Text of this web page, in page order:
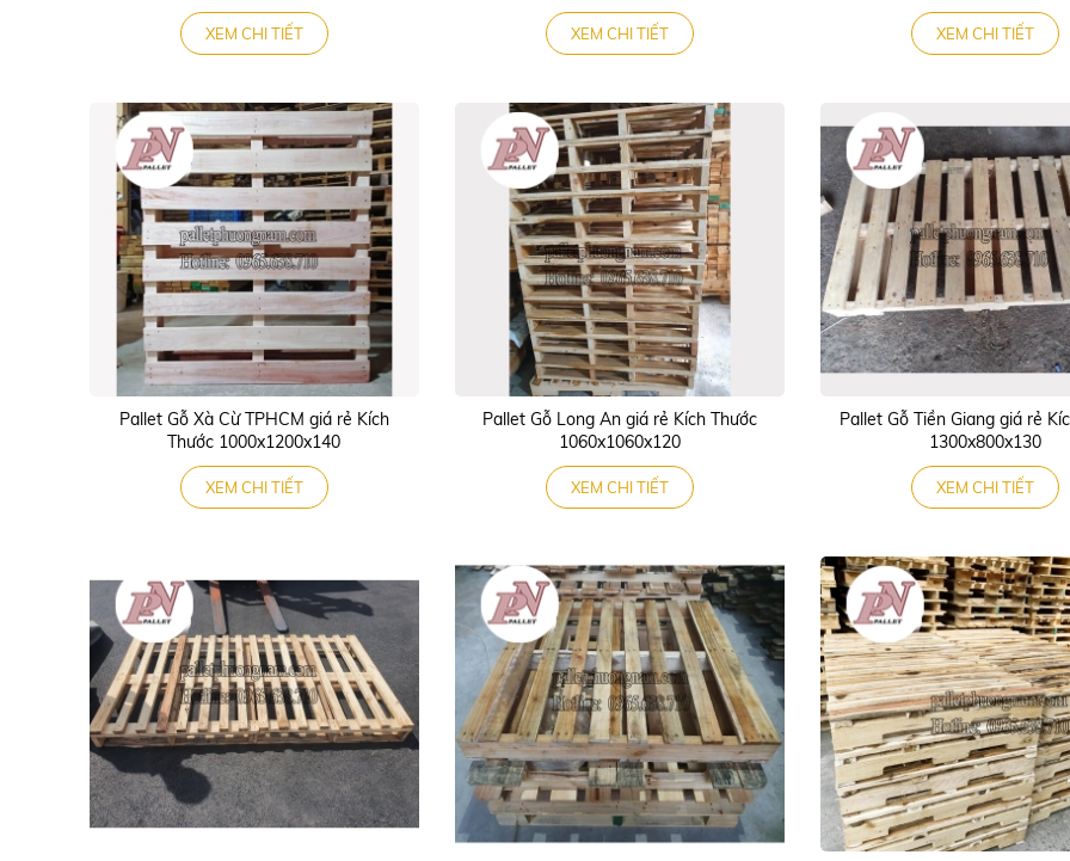
XEM CHI TIẾT XEM CHI TIẾT XEM CHI TIẾT
Pallet Gỗ Xà Cừ TPHCM giá rẻ Kích
Thước 1000x1200x140
XEM CHI TIẾT
Pallet Gỗ Long An giá rẻ Kích Thước
1060x1060x120
XEM CHI TIẾT
Pallet Gỗ Tiền Giang giá rẻ
1300x800x130
XEM CHI TIẾT